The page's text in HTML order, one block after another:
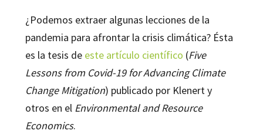
¿Podemos extraer algunas lecciones de la
pandemia para afrontar la crisis climática? Ésta
es la tesis de este artículo científico (Five
Lessons from Covid-19 for Advancing Climate
Change Mitigation) publicado por Klenert y
otros en el Environmental and Resource
Economics.